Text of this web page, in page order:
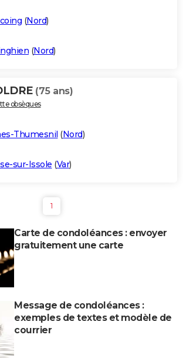
(Nord)
(Nord)
(75 ans)
obsèques
Thumesnil (Nord)
sur-Issole (Var)
1
Carte de condoléances : envoyer
gratuitement une carte
Message de condoléances :
exemples de textes et modèle de
courrier